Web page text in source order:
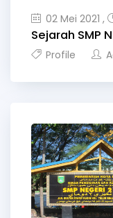
02 Mei 2021 ,
Sejarah SMP
Profile